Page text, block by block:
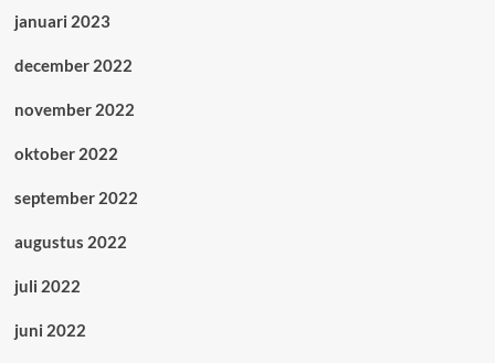
januari 2023
december 2022
november 2022
oktober 2022
september 2022
augustus 2022
juli 2022
juni 2022